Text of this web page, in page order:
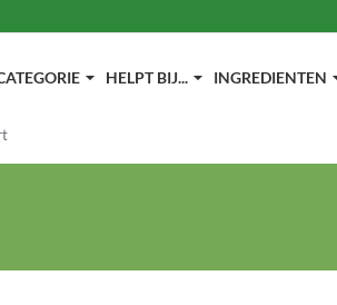
HELPT BIJ... INGREDIENTEN